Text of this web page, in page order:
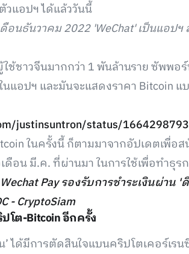
วแอปฯ ได้แล้ววันนี้
อนธันวาคม 2022 'WeChat' เป็นแอป
ช้ชาวจีนมากกว่า 1 พันล้านราย ซัพพอ
แอปฯ และมันจะแสดงราคา Bitcoin แ
justinsuntron/status/
ในครั้งนี้ ก็ตามมาจากอัปเดตเพื่
อน มี.ค. ที่ผ่านมา ในการใช้เพื่อทำธุร
Pay รองรับการชำระเงินผ่าน
- CryptoSiam
ต-Bitcoin อีกครั้ง
ได้มีการตัดสินใจแบนคริปโตเคอร์เร